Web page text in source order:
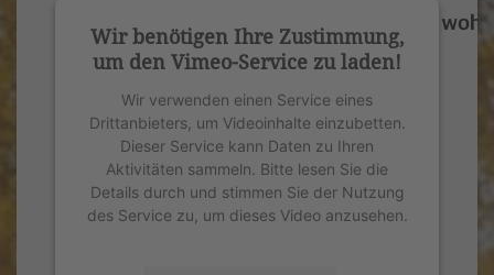
Wir benötigen Ihre Zustimmung,
um den Vimeo-Service zu laden!
Wir verwenden einen Service eines
Drittanbieters, um Videoinhalte einzubetten.
Dieser Service kann Daten zu Ihren
Aktivitäten sammeln. Bitte lesen Sie die
Details durch und stimmen Sie der Nutzung
des Service zu, um dieses Video anzusehen.